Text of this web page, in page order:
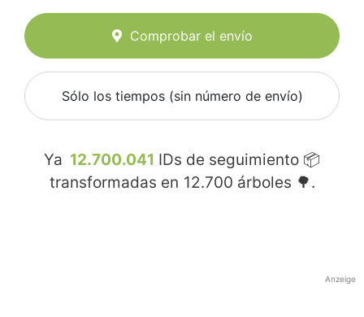
Comprobar el envío
Sólo los tiempos (sin número de envío)
Ya 12.700.041 IDs de seguimiento 📦
transformadas en 12.700 árboles 🌳.
Anzeige